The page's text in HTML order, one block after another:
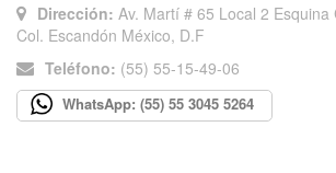
Dirección: Av. Martí # 65 Local 2 Esquina
Col. Escandón México, D.F
Teléfono: (55) 55-15-49-06
WhatsApp: (55) 55 3045 5264